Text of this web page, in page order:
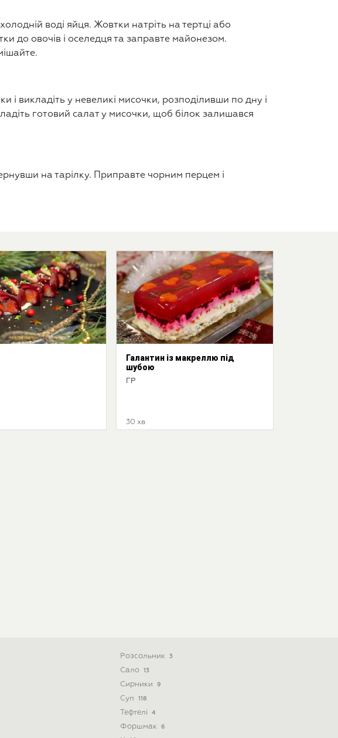
холодній воді яйця. Жовтки натріть на тертці або
до овочів і оселедця та заправте майонезом.
і викладіть у невеликі мисочки, розподіливши по дну і
готовий салат у мисочки, щоб білок залишався
на тарілку. Приправте чорним перцем і
Галантин із макреллю під
шубою
ГР
30 хв
Розсольник 3
Сало 13
Сирники 9
Суп 118
Тефтелі 4
Форшмак 6